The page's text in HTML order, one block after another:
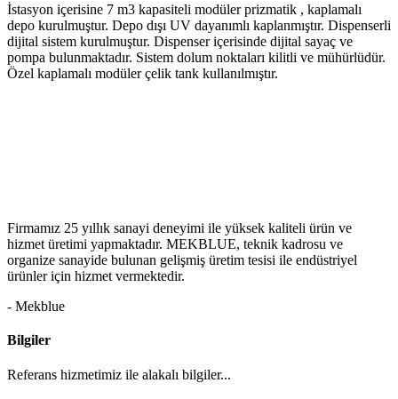
İstasyon içerisine 7 m3 kapasiteli modüler prizmatik , kaplamalı
depo kurulmuştur. Depo dışı UV dayanımlı kaplanmıştır. Dispenserli
dijital sistem kurulmuştur. Dispenser içerisinde dijital sayaç ve
pompa bulunmaktadır. Sistem dolum noktaları kilitli ve mühürlüdür.
Özel kaplamalı modüler çelik tank kullanılmıştır.
Firmamız 25 yıllık sanayi deneyimi ile yüksek kaliteli ürün ve
hizmet üretimi yapmaktadır. MEKBLUE, teknik kadrosu ve
organize sanayide bulunan gelişmiş üretim tesisi ile endüstriyel
ürünler için hizmet vermektedir.
- Mekblue
Bilgiler
Referans hizmetimiz ile alakalı bilgiler...